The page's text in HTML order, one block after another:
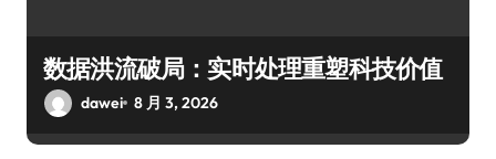
数据洪流破局：实时处理重塑科技价值
dawei 8 月 3, 2026